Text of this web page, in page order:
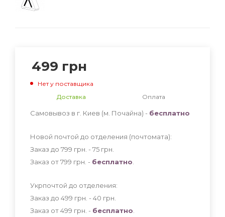
499 грн
Нет у поставщика
Доставка
Оплата
Самовывоз в г. Киев (м. Почайна) - бесплатно
Новой почтой до отделения (почтомата):
Заказ до 799 грн. - 75 грн
Заказ от 799 грн. - бесплатно
Укрпочтой до отделения:
Заказ до 499 грн. - 40 грн
Заказ от 499 грн. - бесплатно